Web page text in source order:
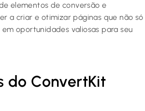
elementos de conversão e
a criar e otimizar páginas que não só
oportunidades valiosas para seu
do ConvertKit